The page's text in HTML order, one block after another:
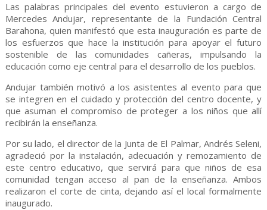
Las palabras principales del evento estuvieron a cargo de
Mercedes Andujar, representante de la Fundación Central
Barahona, quien manifestó que esta inauguración es parte de
los esfuerzos que hace la institución para apoyar el futuro
sostenible de las comunidades cañeras, impulsando la
educación como eje central para el desarrollo de los pueblos.
Andujar también motivó a los asistentes al evento para que
se integren en el cuidado y protección del centro docente, y
que asuman el compromiso de proteger a los niños que allí
recibirán la enseñanza.
Por su lado, el director de la Junta de El Palmar, Andrés Seleni,
agradeció por la instalación, adecuación y remozamiento de
este centro educativo, que servirá para que niños de esa
comunidad tengan acceso al pan de la enseñanza. Ambos
realizaron el corte de cinta, dejando así el local formalmente
inaugurado.